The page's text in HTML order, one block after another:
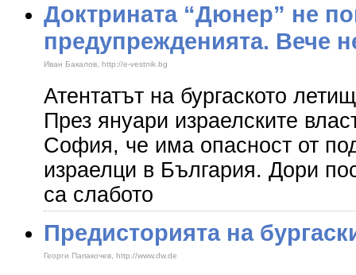
Доктрината “Дюнер” не
предупрежденията. Вече
Иван Бакалов, http://e-vestnik.bg
Атентатът на бургаското
През януари израелските
София, че има опасност от
израелци в България. Дори
са слабото
Предисторията на
Георги Папакочев, http://www.dw.de